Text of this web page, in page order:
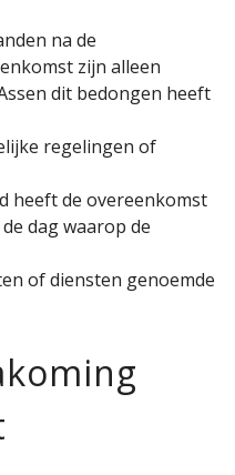
na de
zijn alleen
dit bedongen heeft
regelingen of
heeft de overeenkomst
dag waarop de
of diensten genoemde